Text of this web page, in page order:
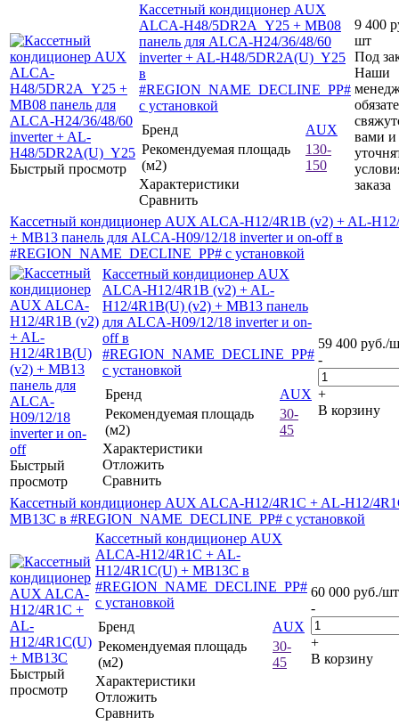
Быстрый просмотр
Кассетный кондиционер AUX
ALCA-H48/5DR2A_Y25 + MB08
панель для ALCA-H24/36/48/60
inverter + AL-H48/5DR2A(U)_Y25
в
#REGION_NAME_DECLINE_PP#
с установкой
Бренд
AUX
Рекомендуемая площадь
(м2)
130-
150
Характеристики
Сравнить
9 400
шт
Под
Наши
вами и
заказа
Кассетный кондиционер AUX ALCA-H12/4R1B (v2) + AL-
+ MB13 панель для ALCA-H09/12/18 inverter и on-off в
#REGION_NAME_DECLINE_PP# с установкой
Быстрый
просмотр
Кассетный кондиционер AUX
ALCA-H12/4R1B (v2) + AL-
H12/4R1B(U) (v2) + MB13 панель
для ALCA-H09/12/18 inverter и on-
off в
#REGION_NAME_DECLINE_PP#
с установкой
Бренд
AUX
Рекомендуемая площадь
(м2)
30-
45
Характеристики
Отложить
Сравнить
59 400 руб./
-
+
В корзину
Кассетный кондиционер AUX ALCA-H12/4R1C + AL-H12/
MB13C в #REGION_NAME_DECLINE_PP# с установкой
Быстрый
просмотр
Кассетный кондиционер AUX
ALCA-H12/4R1C + AL-
H12/4R1C(U) + MB13C в
#REGION_NAME_DECLINE_PP#
с установкой
Бренд
AUX
Рекомендуемая площадь
(м2)
30-
45
Характеристики
Отложить
Сравнить
60 000 руб./шт
-
+
В корзину